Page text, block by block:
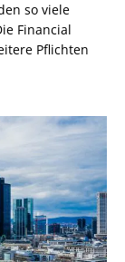
so viele
Financial
Pflichten